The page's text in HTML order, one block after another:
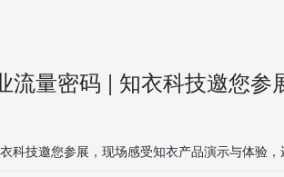
流量密码 | 知衣科技邀您参